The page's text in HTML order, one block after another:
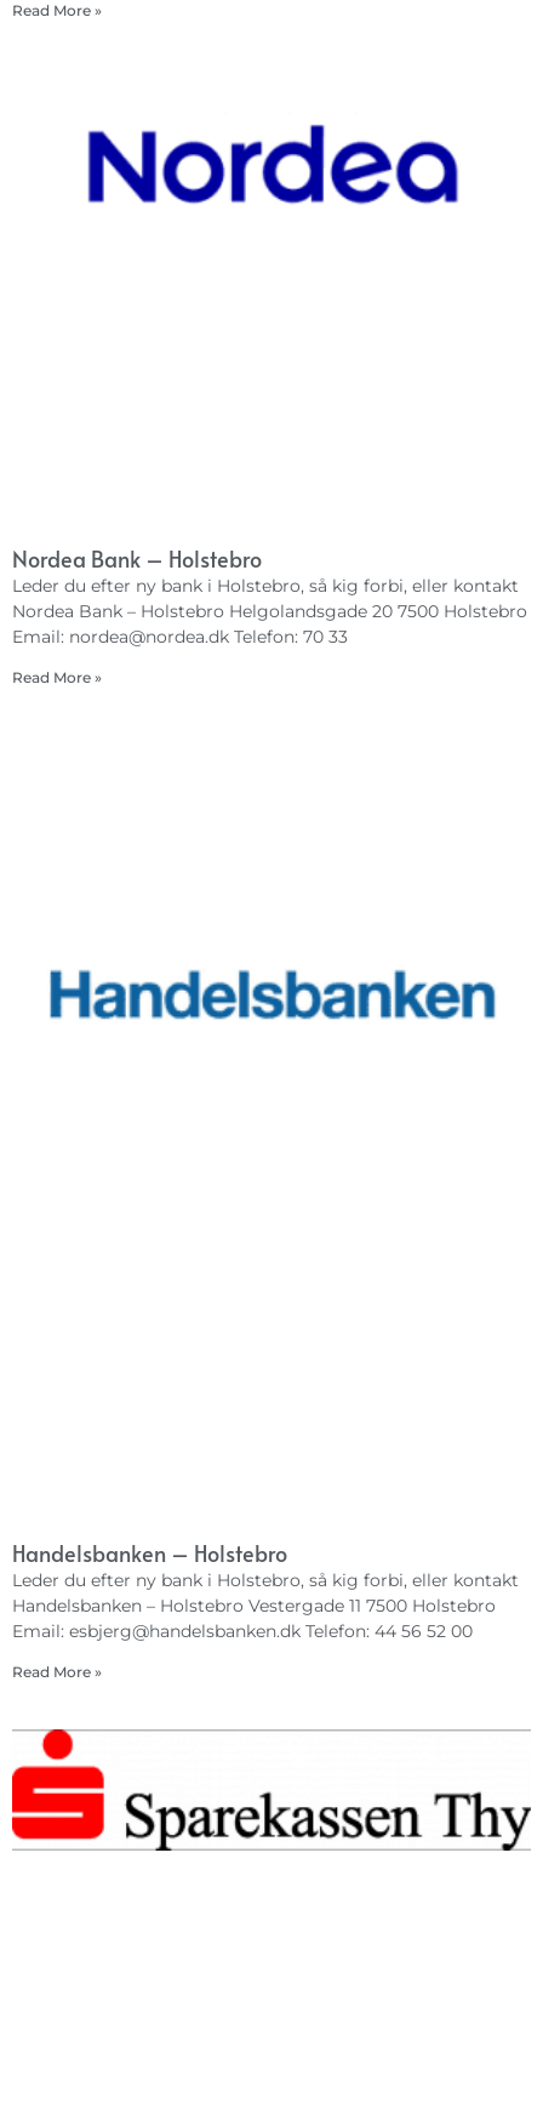
Read More »
Nordea Bank – Holstebro
Leder du efter ny bank i Holstebro, så kig forbi, eller kontakt
Nordea Bank – Holstebro Helgolandsgade 20 7500 Holstebro
Email: nordea@nordea.dk Telefon: 70 33
Read More »
Handelsbanken – Holstebro
Leder du efter ny bank i Holstebro, så kig forbi, eller kontakt
Handelsbanken – Holstebro Vestergade 11 7500 Holstebro
Email: esbjerg@handelsbanken.dk Telefon: 44 56 52 00
Read More »